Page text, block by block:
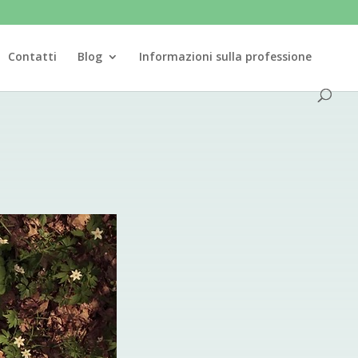
Contatti Blog Informazioni sulla professione